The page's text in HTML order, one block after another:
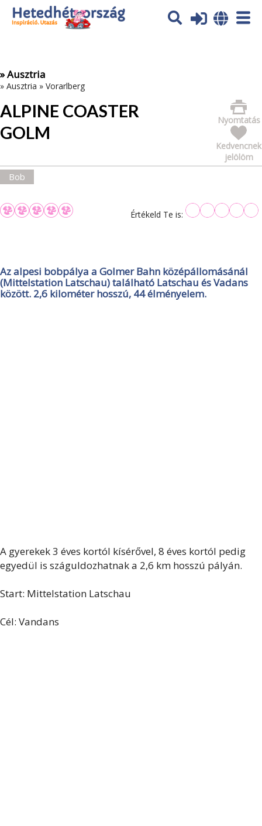
Az oldal sütiket (cookies) használ. További tájékoztatás itt:
Adatvédelmi tájékoztató
» Ausztria
» Ausztria » Vorarlberg
ALPINE COASTER
GOLM
Nyomtatás
Kedvencnek
jelölöm
Bob
Értékeld Te is:
Az alpesi bobpálya a Golmer Bahn középállomásánál
(Mittelstation Latschau) található Latschau és Vadans
között. 2,6 kilométer hosszú, 44 élményelem.
A gyerekek 3 éves kortól kísérővel, 8 éves kortól pedig
egyedül is száguldozhatnak a 2,6 km hosszú pályán.
Start: Mittelstation Latschau
Cél: Vandans